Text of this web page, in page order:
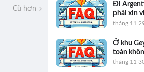
Cũ hơn
Đi
phải xin
tháng 11
Ở khu
toàn
tháng 11